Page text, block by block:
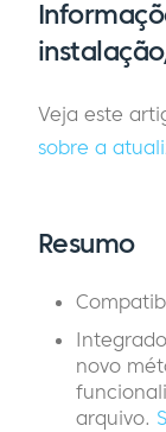
Veja este
sobre a
Resumo
novo
arquivo.